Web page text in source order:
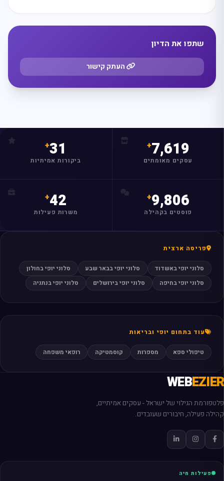
שתפו את הדיון
העתק קישור
7,619
עסקים מאומתים
31
ביקורות אמיתיות
9,806
פוסטים בקהילה
42
משרות פעילות
פריסה ארצית
סלוני יופי באשדוד סלוני יופי בבאר שבע
סלוני יופי בחולון
סלוני יופי בחיפה
סלוני יופי בירושלים סלוני יופי בנתניה
עוד בתחום יופי ובריאות
טיפולי ספא מספרות קוסמטיקה רופאי משפחה
WEBEZIER
פלטפורמת הגילוי של ישראל - עסקים אמיתיים,
קהילה פעילה, חיבורים שעובדים.
פעילות חיה